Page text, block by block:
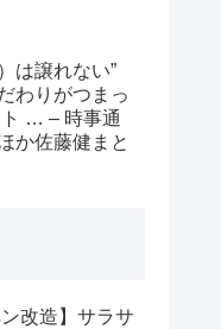
は譲れない”
わりがつまっ
… – 時事通
か佐藤健まと
ン改造】サラサ